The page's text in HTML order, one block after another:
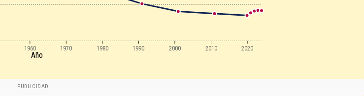
1960 1970 1980 1990 2000 2010 2020
Año
PUBLICIDAD